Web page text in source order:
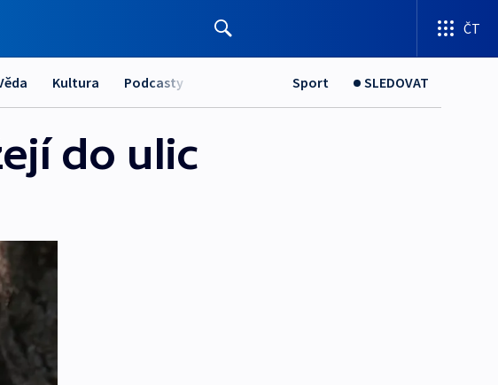
ČT
Kultura Podcasty Sport SLEDOVAT
do ulic